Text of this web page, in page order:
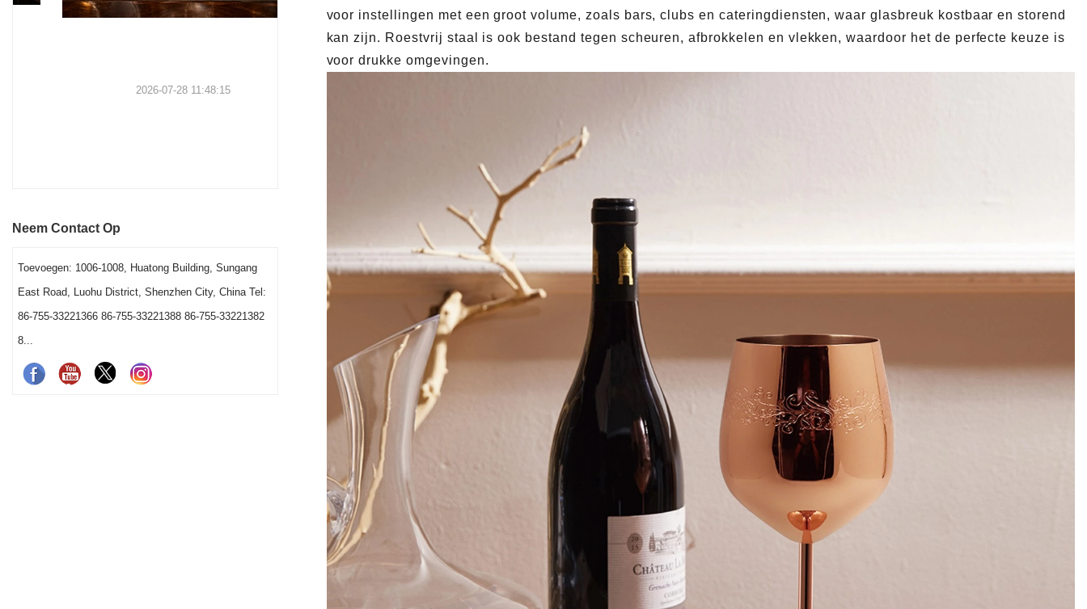
2026-07-28 11:48:15
Een praktische gids voor private-label merken,
de PPS-checklist, controles van de
testen door derden en de overdracht naar
productiebemonsteringsinspectie.
Neem Contact Op
Toevoegen: 1006-1008, Huatong Building, Sungang
East Road, Luohu District, Shenzhen City, China Tel:
86-755-33221366 86-755-33221388 86-755-33221382
8...
voor instellingen met een groot volume, zoals bars, clubs en cateringdiensten, waar glasbreuk kostbaar en storend
kan zijn. Roestvrij staal is ook bestand tegen scheuren, afbrokkelen en vlekken, waardoor het de perfecte keuze is
voor drukke omgevingen.